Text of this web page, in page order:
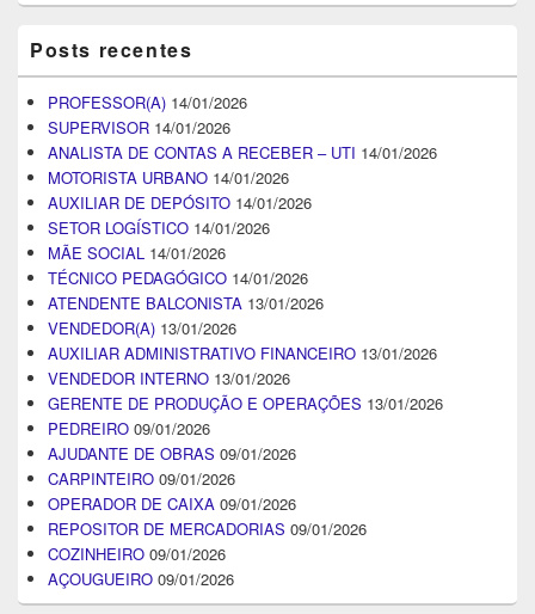
Posts recentes
PROFESSOR(A) 14/01/2026
SUPERVISOR 14/01/2026
ANALISTA DE CONTAS A RECEBER – UTI 14/01/2026
MOTORISTA URBANO 14/01/2026
AUXILIAR DE DEPÓSITO 14/01/2026
SETOR LOGÍSTICO 14/01/2026
MÃE SOCIAL 14/01/2026
TÉCNICO PEDAGÓGICO 14/01/2026
ATENDENTE BALCONISTA 13/01/2026
VENDEDOR(A) 13/01/2026
AUXILIAR ADMINISTRATIVO FINANCEIRO 13/01/2026
VENDEDOR INTERNO 13/01/2026
GERENTE DE PRODUÇÃO E OPERAÇÕES 13/01/2026
PEDREIRO 09/01/2026
AJUDANTE DE OBRAS 09/01/2026
CARPINTEIRO 09/01/2026
OPERADOR DE CAIXA 09/01/2026
REPOSITOR DE MERCADORIAS 09/01/2026
COZINHEIRO 09/01/2026
AÇOUGUEIRO 09/01/2026